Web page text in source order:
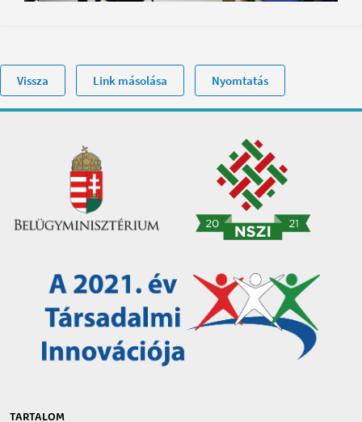
Vissza Link másolása Nyomtatás
TARTALOM